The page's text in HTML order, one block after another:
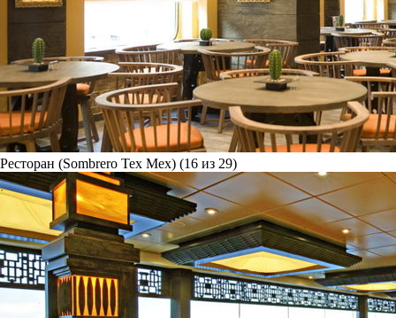
Ресторан (Sombrero Tex Mex) (16 из 29)